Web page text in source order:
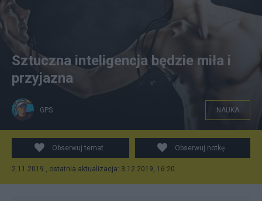
Sztuczna inteligencja będzie miła i
przyjazna
GPS NAUKA
Obserwuj temat Obserwuj notkę
2.11.2019 , ostatnia aktualizacja: 3.12.2019, 16:20